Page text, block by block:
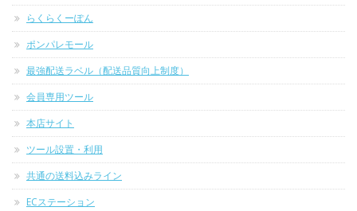
らくらくーぽん
ポンパレモール
最強配送ラベル（配送品質向上制度）
会員専用ツール
本店サイト
ツール設置・利用
共通の送料込みライン
ECステーション